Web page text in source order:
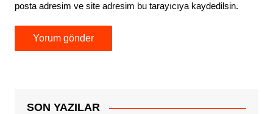
posta adresim ve site adresim bu tarayıcıya kaydedilsin.
SON YAZILAR